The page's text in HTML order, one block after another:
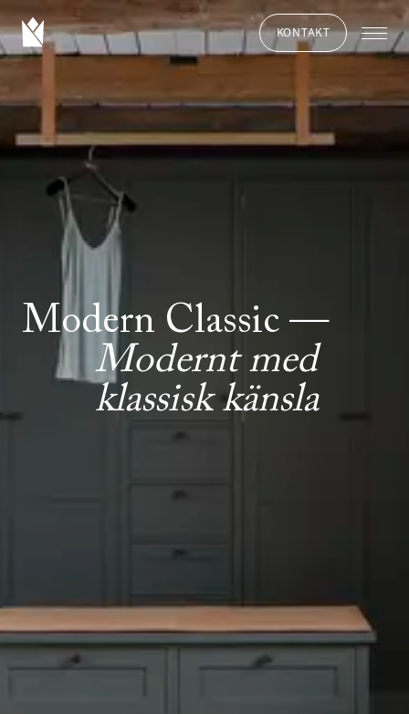
KONTAKT
Modern Classic
Modernt med
klassisk känsla